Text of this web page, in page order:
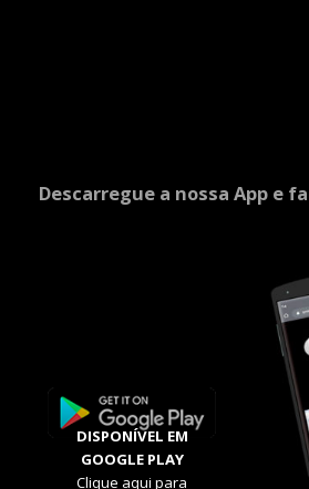
Descarregue a nossa App e
DISPONÍVEL EM
GOOGLE PLAY
Clique aqui para